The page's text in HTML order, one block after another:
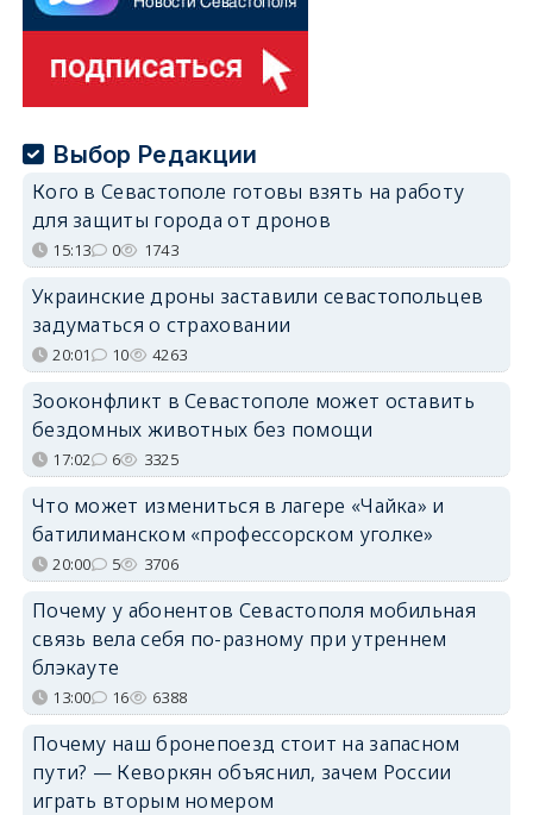
Выбор Редакции
Кого в Севастополе готовы взять на работу
для защиты города от дронов
15:13 0 1743
Украинские дроны заставили севастопольцев
задуматься о страховании
20:01 10 4263
Зооконфликт в Севастополе может оставить
бездомных животных без помощи
17:02 6 3325
Что может измениться в лагере «Чайка» и
батилиманском «профессорском уголке»
20:00 5 3706
Почему у абонентов Севастополя мобильная
связь вела себя по-разному при утреннем
блэкауте
13:00 16 6388
Почему наш бронепоезд стоит на запасном
пути? — Кеворкян объяснил, зачем России
играть вторым номером